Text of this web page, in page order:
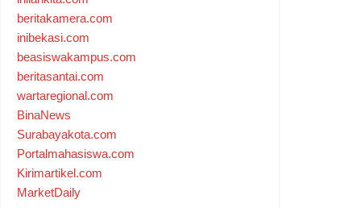
beritakamera.com
inibekasi.com
beasiswakampus.com
beritasantai.com
wartaregional.com
BinaNews
Surabayakota.com
Portalmahasiswa.com
Kirimartikel.com
MarketDaily